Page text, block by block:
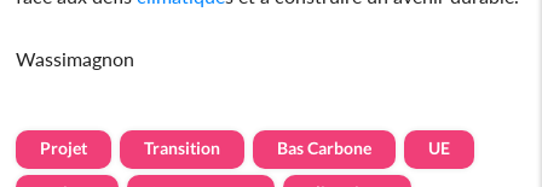
Wassimagnon
Projet Transition Bas Carbone UE